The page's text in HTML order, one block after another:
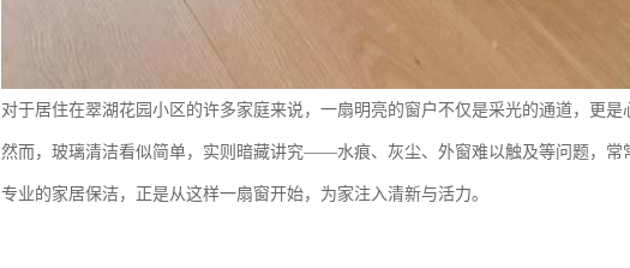
对于居住在翠湖花园小区的许多家庭来说，一扇明亮的窗户不仅是采光的通道，更是
然而，玻璃清洁看似简单，实则暗藏讲究——水痕、灰尘、外窗难以触及等问题，常
专业的家居保洁，正是从这样一扇窗开始，为家注入清新与活力。